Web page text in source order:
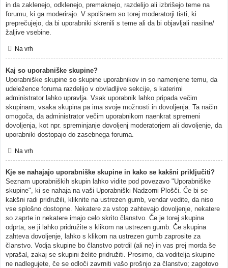
in da zaklenejo, odklenejo, premaknejo, razdelijo ali izbrišejo teme na
forumu, ki ga moderirajo. V spolšnem so torej moderatorji tisti, ki
preprečujejo, da bi uporabniki skrenili s teme ali da bi objavljali nasilne/
žaljive vsebine.
Na vrh
Kaj so uporabniške skupine?
Uporabniške skupine so skupine uporabnikov in so namenjene temu, da
udeležence foruma razdelijo v obvladljive sekcije, s katerimi
administrator lahko upravlja. Vsak uporabnik lahko pripada večim
skupinam, vsaka skupina pa ima svoje možnosti in dovoljenja. Ta način
omogoča, da administrator večim uporabnikom naenkrat spremeni
dovoljenja, kot npr. spreminjanje dovoljenj moderatorjem ali dovoljenje, da
uporabniki dostopajo do zasebnega foruma.
Na vrh
Kje se nahajajo uporabniške skupine in kako se kakšni priključiti?
Seznam uporabniških skupin lahko vidite pod povezavo "Uporabniške
skupine", ki se nahaja na vaši Uporabniški Nadzorni Plošči. Če bi se
kakšni radi pridružili, kliknite na ustrezen gumb, vendar vedite, da niso
vse splošno dostopne. Nekatere za vstop zahtevajo dovoljenje, nekatere
so zaprte in nekatere imajo celo skrito članstvo. Če je torej skupina
odprta, se ji lahko pridružite s klikom na ustrezen gumb. Če skupina
zahteva dovoljenje, lahko s klikom na ustrezen gumb zaprosite za
članstvo. Vodja skupine bo članstvo potrdil (ali ne) in vas prej morda še
vprašal, zakaj se skupini želite pridružiti. Prosimo, da voditelja skupine
ne nadlegujete, če se odloči zavrniti vašo prošnjo za članstvo; zagotovo